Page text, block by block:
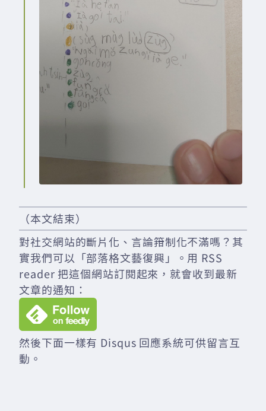
（本文結束）
對社交網站的斷片化、言論箝制化不滿嗎？其
實我們可以「部落格文藝復興」。用 RSS
reader 把這個網站訂閱起來，就會收到最新
文章的通知：
然後下面一樣有 Disqus 回應系統可供留言互
動。